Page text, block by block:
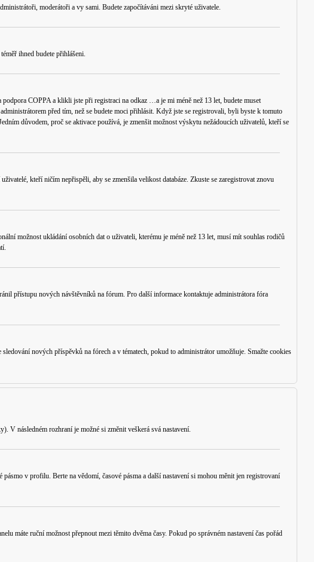
moderátoři a vy sami. Budete započítáváni mezi skryté uživatele.
ihned budete přihlášeni.
podpora COPPA a klikli jste při registraci na odkaz …a je mi méně než 13 let, budete muset
před tím, než se budete moci přihlásit. Když jste se registrovali, byli byste k tomuto
důvodem, proč se aktivace používá, je zmenšit možnost výskytu nežádoucích uživatelů, kteří se
kteří ničím nepřispěli, aby se zmenšila velikost databáze. Zkuste se zaregistrovat znovu
možnost ukládání osobních dat o uživateli, kterému je méně než 13 let, musí mít souhlas rodičů
přístupu nových návštěvníků na fórum. Pro další informace kontaktuje administrátora fóra
nových příspěvků na fórech a v tématech, pokud to administrátor umožňuje. Smažte cookies
V následném rozhraní je možné si změnit veškerá svá nastavení.
v profilu. Berte na vědomí, časové pásma a další nastavení si mohou měnit jen registrovaní
máte ruční možnost přepnout mezi těmito dvěma časy. Pokud po správném nastavení čas pořád